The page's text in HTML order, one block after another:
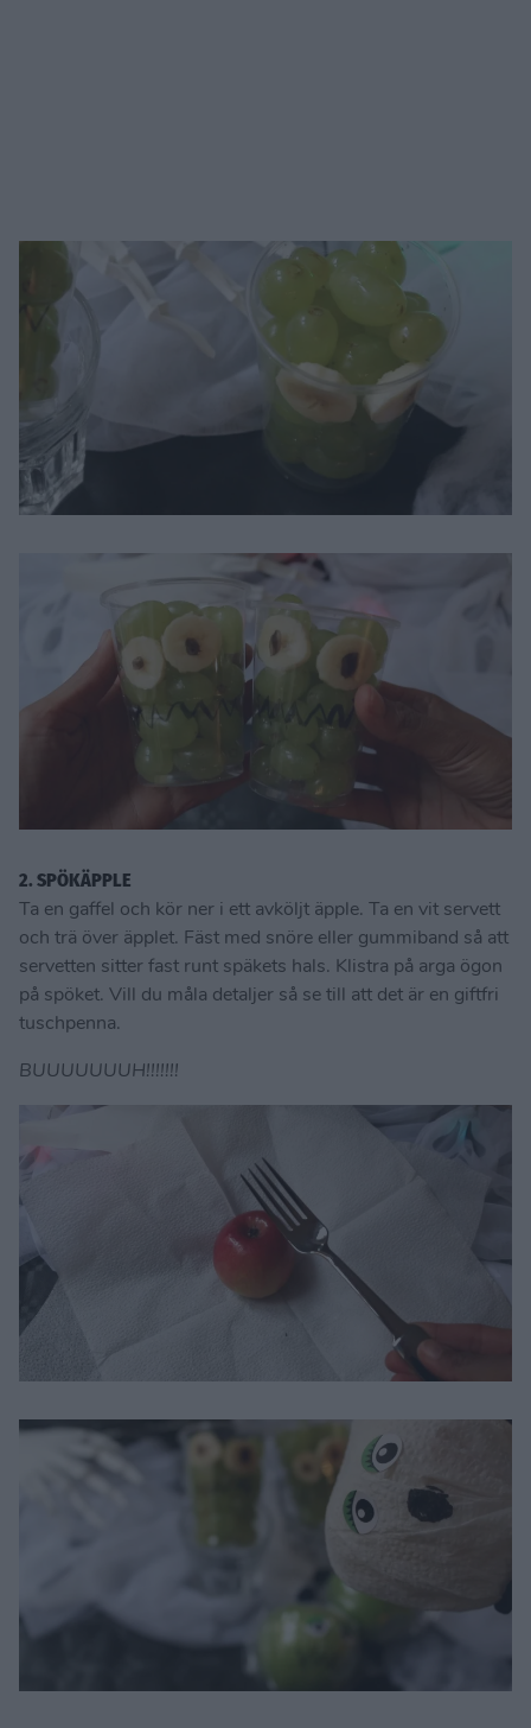
2. SPÖKÄPPLE
Ta en gaffel och kör ner i ett avköljt äpple. Ta en vit servett
och trä över äpplet. Fäst med snöre eller gummiband så att
servetten sitter fast runt späkets hals. Klistra på arga ögon
på spöket. Vill du måla detaljer så se till att det är en giftfri
tuschpenna.
BUUUUUUUH!!!!!!!